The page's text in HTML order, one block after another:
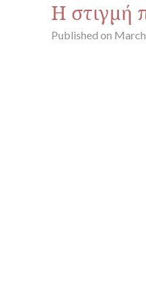
Η στιγμή
Published on